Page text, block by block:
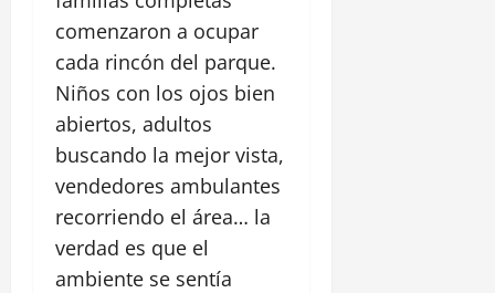
comenzaron a ocupar
cada rincón del parque.
Niños con los ojos bien
abiertos, adultos
buscando la mejor vista,
vendedores ambulantes
recorriendo el área… la
verdad es que el
ambiente se sentía